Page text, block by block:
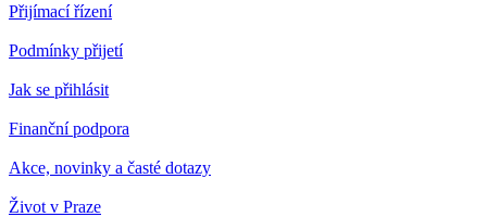
Přijímací řízení
Podmínky přijetí
Jak se přihlásit
Finanční podpora
Akce, novinky a časté dotazy
Život v Praze